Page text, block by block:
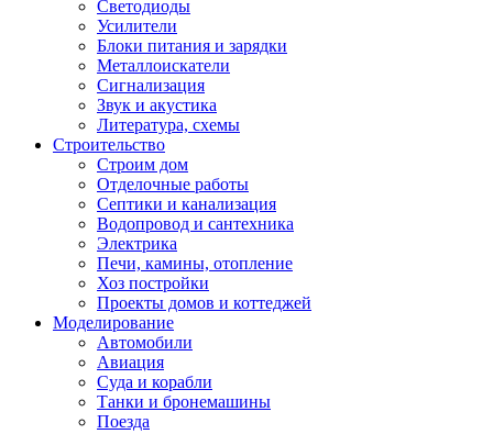
Светодиоды
Усилители
Блоки питания и зарядки
Металлоискатели
Сигнализация
Звук и акустика
Литература, схемы
Строительство
Строим дом
Отделочные работы
Септики и канализация
Водопровод и сантехника
Электрика
Печи, камины, отопление
Хоз постройки
Проекты домов и коттеджей
Моделирование
Автомобили
Авиация
Суда и корабли
Танки и бронемашины
Поезда